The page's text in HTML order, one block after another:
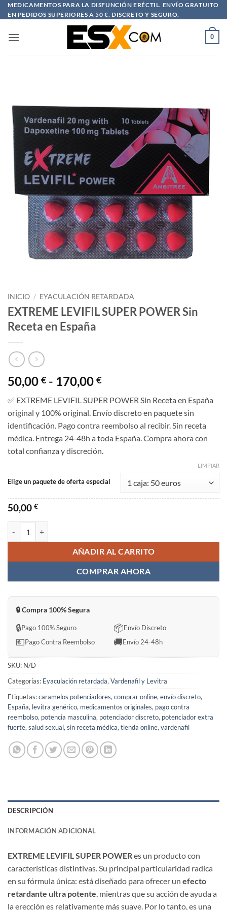
Saltar
al
MEDICAMENTOS PARA LA DISFUNCIÓN ERÉCTIL. ENVÍO GRATUITO
EN PEDIDOS SUPERIORES A 50 €. DISCRETO Y SEGURO.
0
INICIO / EYACULACIÓN RETARDADA
EXTREME LEVIFIL SUPER POWER Sin
Receta en España
50,00 € - 170,00 €Rango
precios:
desde
50,00 €
hasta
170,00 €
✅ EXTREME LEVIFIL SUPER POWER Sin Receta en España
original y 100% original. Envío discreto en paquete sin
identificación. Pago contra reembolso al recibir. Sin receta
médica. Entrega 24-48h a toda España. Compra ahora con
total confianza y discreción.
Elige un paquete de oferta especial
LIMPIAR
50,00 €
AÑADIR AL CARRITO
COMPRAR AHORA
🔒 Compra 100% Segura
🔒Pago 100% Seguro 📦Envío Discreto
💶Pago Contra Reembolso 🚚Envío 24-48h
SKU: N/D
Categorías: Eyaculación retardada, Vardenafil y Levitra
Etiquetas:caramelos potenciadores, comprar online, envío discreto,
España, levitra genérico, medicamentos originales, pago contra
reembolso, potencia masculina, potenciador discreto, potenciador extra
fuerte, salud sexual, sin receta médica, tienda online, vardenafil
DESCRIPCIÓN
INFORMACIÓN ADICIONAL
EXTREME LEVIFIL SUPER POWER​ es un producto con
características distintivas. Su principal particularidad radica
en su fórmula única: está diseñado para ofrecer un ​ efecto
retardante ultra potente, mientras que su acción de ayuda a
la erección es relativamente más suave. Por lo tanto, es una